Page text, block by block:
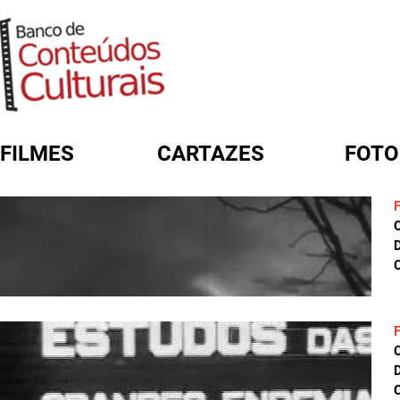
FILMES CARTAZES
FORMULÁRIO DE BUSCA